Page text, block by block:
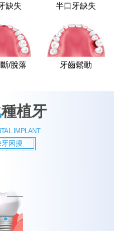
缺失 半口牙缺失
/脫落 牙齒鬆動
種植牙
IMPLANT
困擾